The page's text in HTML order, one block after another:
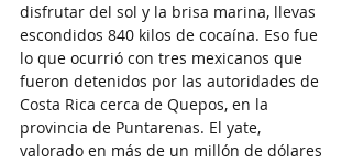
disfrutar del sol y la brisa marina, llevas
escondidos 840 kilos de cocaína. Eso fue
lo que ocurrió con tres mexicanos que
fueron detenidos por las autoridades de
Costa Rica cerca de Quepos, en la
provincia de Puntarenas. El yate,
valorado en más de un millón de dólares